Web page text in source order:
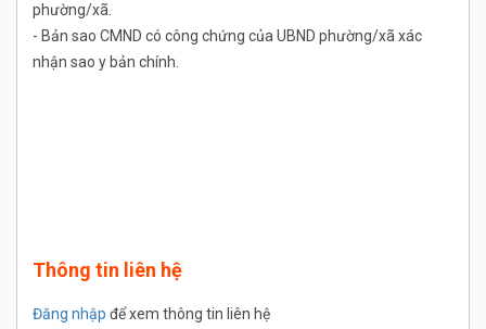
phường/xã.
- Bản sao CMND có công chứng của UBND phường/xã xác
nhận sao y bản chính.
Thông tin liên hệ
Đăng nhập để xem thông tin liên hệ